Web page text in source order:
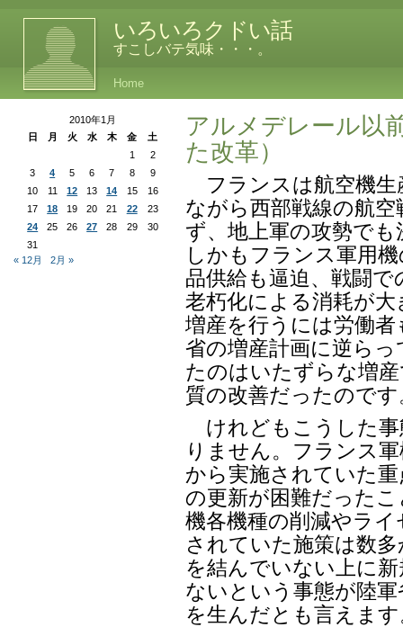
いろいろクドい話
すこしバテ気味・・・。
Home
アルメデレール
た改革）
フランスは航空機生
ながら西部戦線の航
ず、地上軍の攻勢で
しかもフランス軍用
品供給も逼迫、戦闘
老朽化による消耗が
増産を行うには労働
省の増産計画に逆ら
たのはいたずらな増
質の改善だったのです
けれどもこうした事
りません。フランス
から実施されていた
の更新が困難だった
機各機種の削減やラ
されていた施策は数
を結んでいない上に
ないという事態が陸
を生んだとも言えます
2010年1月
日
月 火 水 木 金
土
1
2
3
4 5 6 7 8
9
10
11 12 13 14 15
16
17
18 19 20 21 22
23
24
25 26 27 28 29
30
31
« 12月
2月 »